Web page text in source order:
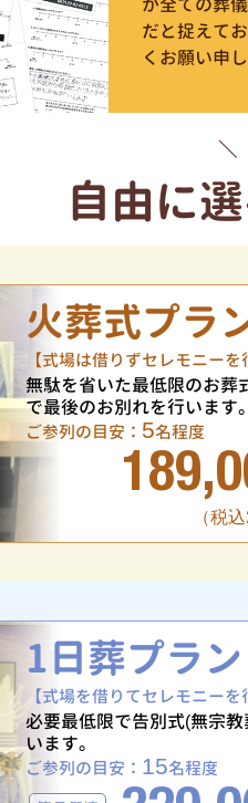
だと捉えて
くお願い申
自由に
火葬式プラ
【式場は借りずセレモニーを
無駄を省いた最低限のお葬
で最後のお別れを行います。
ご参列の目安： 5名程度
（税
1日葬プラン
【式場を借りてセレモニーを
必要最低限で告別式(無宗
います。
ご参列の目安： 15名程度